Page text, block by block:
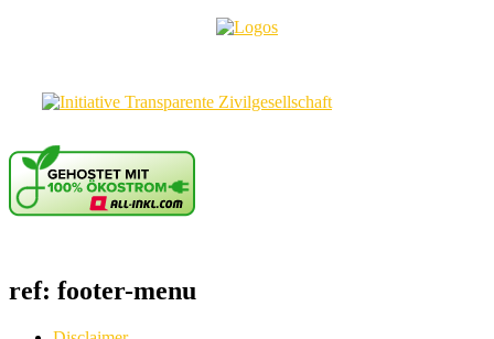
ref: footer-menu